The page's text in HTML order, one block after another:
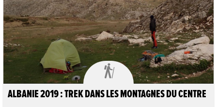

ALBANIE 2019 : TREK DANS LES MONTAGNES DU CENTRE